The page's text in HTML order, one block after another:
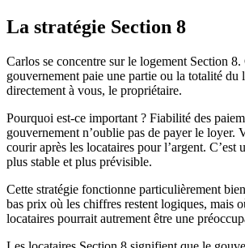
La stratégie Section 8
Carlos se concentre sur le logement Section 8.
gouvernement paie une partie ou la totalité du
directement à vous, le propriétaire.
Pourquoi est-ce important ? Fiabilité des
gouvernement n’oublie pas de payer le loyer.
courir après les locataires pour l’argent. C’est
plus stable et plus prévisible.
Cette stratégie fonctionne particulièrement
bas prix où les chiffres restent logiques, mais
locataires pourrait autrement être une